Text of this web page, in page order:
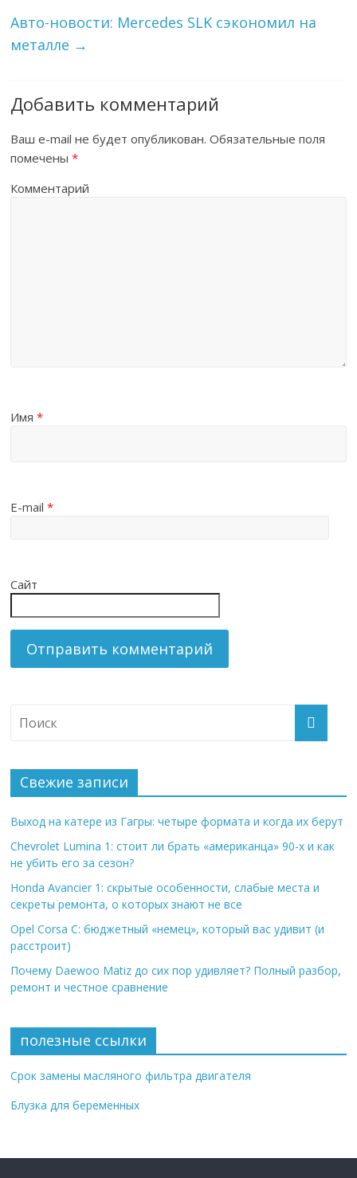
Авто-новости: Mercedes SLK сэкономил на
металле →
Добавить комментарий
Ваш e-mail не будет опубликован. Обязательные поля
помечены*
Комментарий
Имя*
E-mail*
Сайт
Свежие записи
Выход на катере из Гагры: четыре формата и когда их берут
Chevrolet Lumina 1: стоит ли брать «американца» 90-х и как
не убить его за сезон?
Honda Avancier 1: скрытые особенности, слабые места и
секреты ремонта, о которых знают не все
Opel Corsa C: бюджетный «немец», который вас удивит (и
расстроит)
Почему Daewoo Matiz до сих пор удивляет? Полный разбор,
ремонт и честное сравнение
полезные ссылки
Срок замены масляного фильтра двигателя
Блузка для беременных